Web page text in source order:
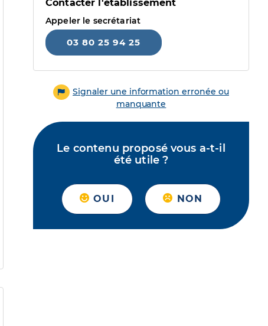
Contacter l'établissement
Appeler le secrétariat
03 80 25 94 25
Signaler une information erronée ou
manquante
Le contenu proposé vous a-t-il
été utile ?
OUI NON